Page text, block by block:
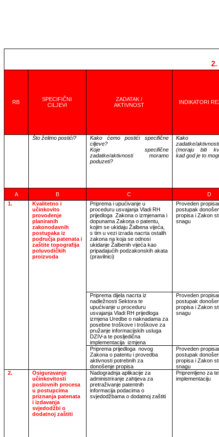
2.
RB
SPECIFIČNI
CILJEVI
ZADATAK /
AKTIVNOST
INDIKATORI
Što želimo postići?
Kako ćemo postići specifične
ciljeve?
Koje specifične
zadatke/aktivnosti moramo
poduzeti?
Kako
zadatke/
(moraju biti
kad god je to
A B C
D
1.
Kvalitetno i
učinkovito
provođenje
planiranih
zakonodavnih
postupaka iz
područja patenata i
zaštite topografija
poluvodičkih
proizvoda
Priprema i upućivanje u
proceduru usvajanja Vladi RH
prijedloga Zakona o izmjenama i
dopunama Zakona o patentu,
kojim se ukidaju Žalbena vijeća,
s tim u vezi izrada nacrta ostalih
zakona na koja se odnosi
ukidanje Žalbenih vijeća kao
pripadajućih podzakonskih akata
(pravilnici)
Proveden
postupak
propisa i Zakon
snagu
Priprema dijela nacrta iz
nadležnosti Sektora te
upućivanje u proceduru
usvajanja Vladi RH prijedloga
izmjena Uredbe o naknadama za
posebne troškove i troškove za
pružanje informacijskih usluga
DZIV-a te posljedična
implementacija izmjena
Proveden
postupak
propisa i Zakon
snagu
Priprema prijedloga novog
Zakona o patentu i provedba
aktivnosti potrebnih za
donošenje propisa
Proveden
postupak
propisa i Zakon
snagu
2.
Osiguravanje
učinkovitosti
poslovnih procesa
u postupcima
priznanja patenata
i izdavanja
svjedodžbi o
dodatnoj zaštiti
Nadogradnja aplikacije za
administriranje zahtjeva za
pretraživanje patentnih
informacija podacima o
svjedodžbama o dodatnoj zaštiti
Pripremljeno za
implementaciju